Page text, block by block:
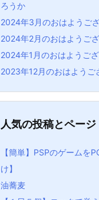
ろうか
2024年3月のおはようご
2024年2月のおはようご
2024年1月のおはようご
2023年12月のおはようご
人気の投稿とページ
【簡単】PSPのゲームを
け】
油蕎麦